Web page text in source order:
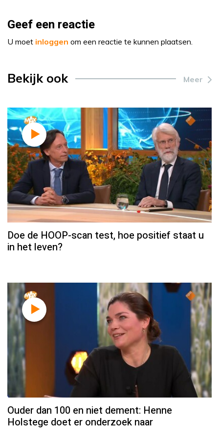
Geef een reactie
U moet inloggen om een reactie te kunnen plaatsen.
Bekijk ook Meer
Doe de HOOP-scan test, hoe positief staat u
in het leven?
Ouder dan 100 en niet dement: Henne
Holstege doet er onderzoek naar